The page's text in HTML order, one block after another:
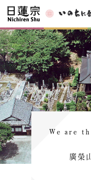
We are
廣榮